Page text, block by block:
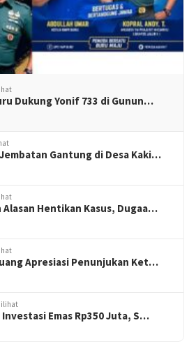
Dukung Yonif 733 di Gunun…
Gantung di Desa Kaki…
Alasan Hentikan Kasus, Dugaa…
Apresiasi Penunjukan Ket…
Emas Rp350 Juta, S…